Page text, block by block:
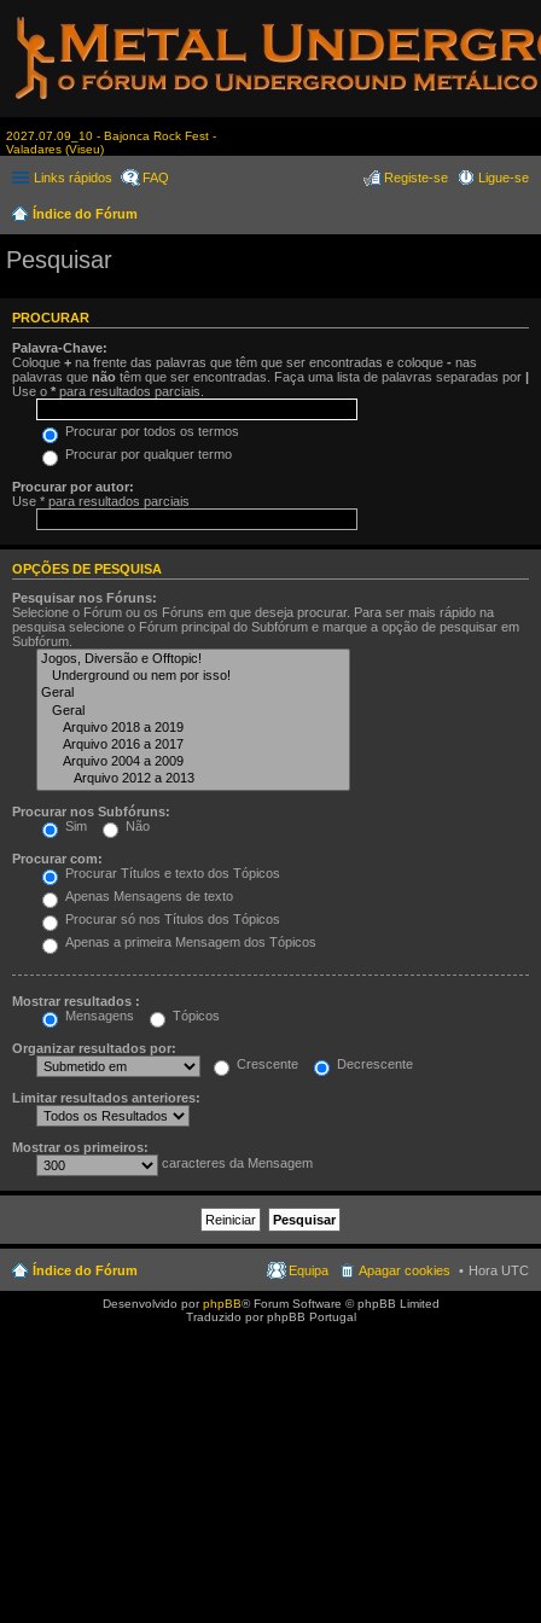
2027.07.09_10 - Bajonca Rock Fest -
Valadares (Viseu)
Links rápidos FAQ Ligue-se
Registe-se
Índice do Fórum
Pesquisar
PROCURAR
Palavra-Chave:
Coloque + na frente das palavras que têm que ser encontradas e coloque - nas
palavras que não têm que ser encontradas. Faça uma lista de palavras separadas por |
Use o * para resultados parciais.
Procurar por todos os termos
Procurar por qualquer termo
Procurar por autor:
Use * para resultados parciais
OPÇÕES DE PESQUISA
Pesquisar nos Fóruns:
Selecione o Fórum ou os Fóruns em que deseja procurar. Para ser mais rápido na
pesquisa selecione o Fórum principal do Subfórum e marque a opção de pesquisar em
Subfórum.
Procurar nos Subfóruns:
Sim
Não
Procurar com:
Procurar Títulos e texto dos Tópicos
Apenas Mensagens de texto
Procurar só nos Títulos dos Tópicos
Apenas a primeira Mensagem dos Tópicos
Mostrar resultados :
Mensagens
Tópicos
Organizar resultados por:
Crescente
Decrescente
Limitar resultados anteriores:
Mostrar os primeiros:
caracteres da Mensagem
Índice do Fórum Hora UTC
Apagar cookies
Equipa
Desenvolvido porphpBB® Forum Software © phpBB Limited
Traduzido por phpBB Portugal